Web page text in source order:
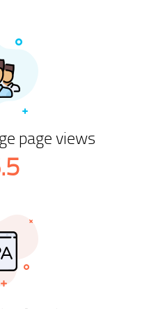
page views